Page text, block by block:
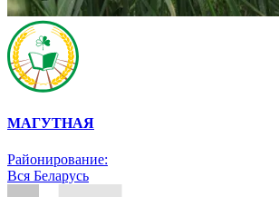
МАГУТНАЯ
Районирование:
Вся Беларусь